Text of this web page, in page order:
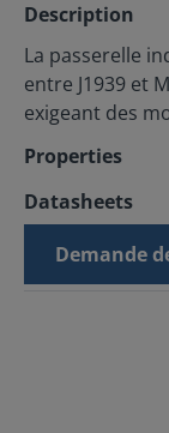
Description
La passerelle
entre J1939 et
exigeant des
Properties
Datasheets
Demande